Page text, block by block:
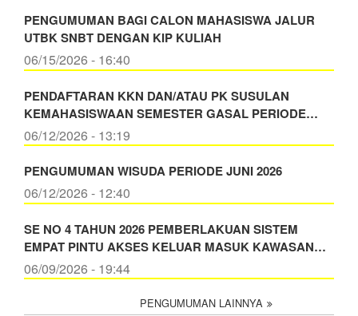
PENGUMUMAN BAGI CALON MAHASISWA JALUR
UTBK SNBT DENGAN KIP KULIAH
06/15/2026 - 16:40
PENDAFTARAN KKN DAN/ATAU PK SUSULAN
KEMAHASISWAAN SEMESTER GASAL PERIODE…
06/12/2026 - 13:19
PENGUMUMAN WISUDA PERIODE JUNI 2026
06/12/2026 - 12:40
SE NO 4 TAHUN 2026 PEMBERLAKUAN SISTEM
EMPAT PINTU AKSES KELUAR MASUK KAWASAN…
06/09/2026 - 19:44
PENGUMUMAN LAINNYA